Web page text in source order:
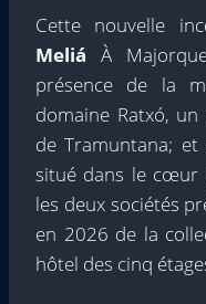
Cette nouvelle
Meliá À
présence de la
domaine Ratxó,
de Tramuntana;
situé dans le cœur
les deux sociétés
en 2026 de la
hôtel des cinq